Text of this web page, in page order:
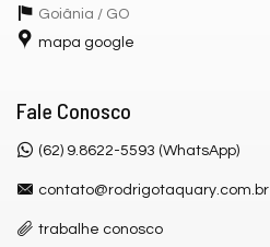
Goiânia / GO
mapa google
Fale Conosco
(62) 9.8622-5593 (WhatsApp)
contato@rodrigotaquary.com.br
trabalhe conosco